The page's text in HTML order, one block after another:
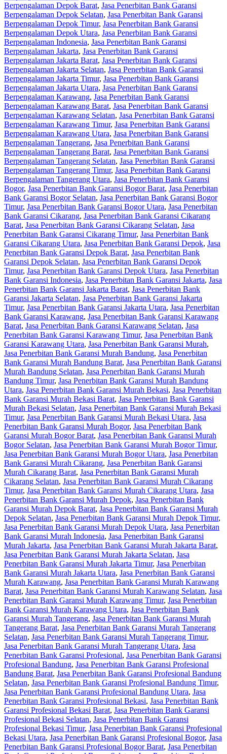
Berpengalaman Depok Barat, Jasa Penerbitan Bank Garansi
Berpengalaman Depok Selatan, Jasa Penerbitan Bank Garansi
Berpengalaman Depok Timur, Jasa Penerbitan Bank Garansi
Berpengalaman Depok Utara, Jasa Penerbitan Bank Garansi
Berpengalaman Indonesia, Jasa Penerbitan Bank Garansi
Berpengalaman Jakarta, Jasa Penerbitan Bank Garansi
Berpengalaman Jakarta Barat, Jasa Penerbitan Bank Garansi
Berpengalaman Jakarta Selatan, Jasa Penerbitan Bank Garansi
Berpengalaman Jakarta Timur, Jasa Penerbitan Bank Garansi
Berpengalaman Jakarta Utara, Jasa Penerbitan Bank Garansi
Berpengalaman Karawang, Jasa Penerbitan Bank Garansi
Berpengalaman Karawang Barat, Jasa Penerbitan Bank Garansi
Berpengalaman Karawang Selatan, Jasa Penerbitan Bank Garansi
Berpengalaman Karawang Timur, Jasa Penerbitan Bank Garansi
Berpengalaman Karawang Utara, Jasa Penerbitan Bank Garansi
Berpengalaman Tangerang, Jasa Penerbitan Bank Garansi
Berpengalaman Tangerang Barat, Jasa Penerbitan Bank Garansi
Berpengalaman Tangerang Selatan, Jasa Penerbitan Bank Garansi
Berpengalaman Tangerang Timur, Jasa Penerbitan Bank Garansi
Berpengalaman Tangerang Utara, Jasa Penerbitan Bank Garansi
Bogor, Jasa Penerbitan Bank Garansi Bogor Barat, Jasa Penerbitan
Bank Garansi Bogor Selatan, Jasa Penerbitan Bank Garansi Bogor
Timur, Jasa Penerbitan Bank Garansi Bogor Utara, Jasa Penerbitan
Bank Garansi Cikarang, Jasa Penerbitan Bank Garansi Cikarang
Barat, Jasa Penerbitan Bank Garansi Cikarang Selatan, Jasa
Penerbitan Bank Garansi Cikarang Timur, Jasa Penerbitan Bank
Garansi Cikarang Utara, Jasa Penerbitan Bank Garansi Depok, Jasa
Penerbitan Bank Garansi Depok Barat, Jasa Penerbitan Bank
Garansi Depok Selatan, Jasa Penerbitan Bank Garansi Depok
Timur, Jasa Penerbitan Bank Garansi Depok Utara, Jasa Penerbitan
Bank Garansi Indonesia, Jasa Penerbitan Bank Garansi Jakarta, Jasa
Penerbitan Bank Garansi Jakarta Barat, Jasa Penerbitan Bank
Garansi Jakarta Selatan, Jasa Penerbitan Bank Garansi Jakarta
Timur, Jasa Penerbitan Bank Garansi Jakarta Utara, Jasa Penerbitan
Bank Garansi Karawang, Jasa Penerbitan Bank Garansi Karawang
Barat, Jasa Penerbitan Bank Garansi Karawang Selatan, Jasa
Penerbitan Bank Garansi Karawang Timur, Jasa Penerbitan Bank
Garansi Karawang Utara, Jasa Penerbitan Bank Garansi Murah,
Jasa Penerbitan Bank Garansi Murah Bandung, Jasa Penerbitan
Bank Garansi Murah Bandung Barat, Jasa Penerbitan Bank Garansi
Murah Bandung Selatan, Jasa Penerbitan Bank Garansi Murah
Bandung Timur, Jasa Penerbitan Bank Garansi Murah Bandung
Utara, Jasa Penerbitan Bank Garansi Murah Bekasi, Jasa Penerbitan
Bank Garansi Murah Bekasi Barat, Jasa Penerbitan Bank Garansi
Murah Bekasi Selatan, Jasa Penerbitan Bank Garansi Murah Bekasi
Timur, Jasa Penerbitan Bank Garansi Murah Bekasi Utara, Jasa
Penerbitan Bank Garansi Murah Bogor, Jasa Penerbitan Bank
Garansi Murah Bogor Barat, Jasa Penerbitan Bank Garansi Murah
Bogor Selatan, Jasa Penerbitan Bank Garansi Murah Bogor Timur,
Jasa Penerbitan Bank Garansi Murah Bogor Utara, Jasa Penerbitan
Bank Garansi Murah Cikarang, Jasa Penerbitan Bank Garansi
Murah Cikarang Barat, Jasa Penerbitan Bank Garansi Murah
Cikarang Selatan, Jasa Penerbitan Bank Garansi Murah Cikarang
Timur, Jasa Penerbitan Bank Garansi Murah Cikarang Utara, Jasa
Penerbitan Bank Garansi Murah Depok, Jasa Penerbitan Bank
Garansi Murah Depok Barat, Jasa Penerbitan Bank Garansi Murah
Depok Selatan, Jasa Penerbitan Bank Garansi Murah Depok Timur,
Jasa Penerbitan Bank Garansi Murah Depok Utara, Jasa Penerbitan
Bank Garansi Murah Indonesia, Jasa Penerbitan Bank Garansi
Murah Jakarta, Jasa Penerbitan Bank Garansi Murah Jakarta Barat,
Jasa Penerbitan Bank Garansi Murah Jakarta Selatan, Jasa
Penerbitan Bank Garansi Murah Jakarta Timur, Jasa Penerbitan
Bank Garansi Murah Jakarta Utara, Jasa Penerbitan Bank Garansi
Murah Karawang, Jasa Penerbitan Bank Garansi Murah Karawang
Barat, Jasa Penerbitan Bank Garansi Murah Karawang Selatan, Jasa
Penerbitan Bank Garansi Murah Karawang Timur, Jasa Penerbitan
Bank Garansi Murah Karawang Utara, Jasa Penerbitan Bank
Garansi Murah Tangerang, Jasa Penerbitan Bank Garansi Murah
Tangerang Barat, Jasa Penerbitan Bank Garansi Murah Tangerang
Selatan, Jasa Penerbitan Bank Garansi Murah Tangerang Timur,
Jasa Penerbitan Bank Garansi Murah Tangerang Utara, Jasa
Penerbitan Bank Garansi Profesional, Jasa Penerbitan Bank Garansi
Profesional Bandung, Jasa Penerbitan Bank Garansi Profesional
Bandung Barat, Jasa Penerbitan Bank Garansi Profesional Bandung
Selatan, Jasa Penerbitan Bank Garansi Profesional Bandung Timur,
Jasa Penerbitan Bank Garansi Profesional Bandung Utara, Jasa
Penerbitan Bank Garansi Profesional Bekasi, Jasa Penerbitan Bank
Garansi Profesional Bekasi Barat, Jasa Penerbitan Bank Garansi
Profesional Bekasi Selatan, Jasa Penerbitan Bank Garansi
Profesional Bekasi Timur, Jasa Penerbitan Bank Garansi Profesional
Bekasi Utara, Jasa Penerbitan Bank Garansi Profesional Bogor, Jasa
Penerbitan Bank Garansi Profesional Bogor Barat, Jasa Penerbitan